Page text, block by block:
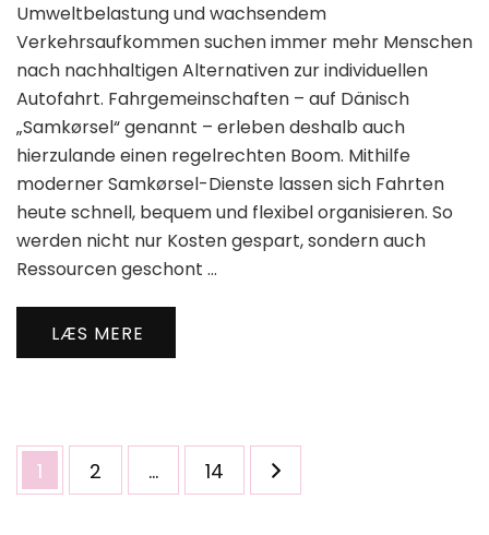
Umweltbelastung und wachsendem
Verkehrsaufkommen suchen immer mehr Menschen
nach nachhaltigen Alternativen zur individuellen
Autofahrt. Fahrgemeinschaften – auf Dänisch
„Samkørsel“ genannt – erleben deshalb auch
hierzulande einen regelrechten Boom. Mithilfe
moderner Samkørsel-Dienste lassen sich Fahrten
heute schnell, bequem und flexibel organisieren. So
werden nicht nur Kosten gespart, sondern auch
Ressourcen geschont …
LÆS MERE
Indlægsinddeling
Side
1 Side
2 … Side
14